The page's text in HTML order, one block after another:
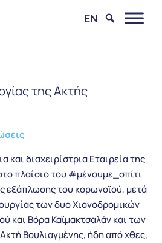
EN
της Ακτής
και διαχειρίστρια Εταιρεία της
πλαίσιο του #μένουμε_σπίτι
εξάπλωσης του κορωνοϊού, μετά
των δυο Χιονοδρομικών
και Βόρα Καϊμακτσαλάν και των
Βουλιαγμένης, ήδη από χθες,